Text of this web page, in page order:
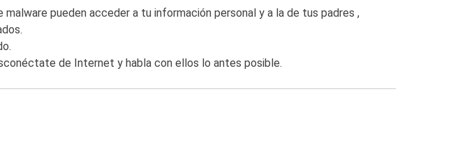
pueden acceder a tu información personal y a la de tus padres ,
de Internet y habla con ellos lo antes posible.